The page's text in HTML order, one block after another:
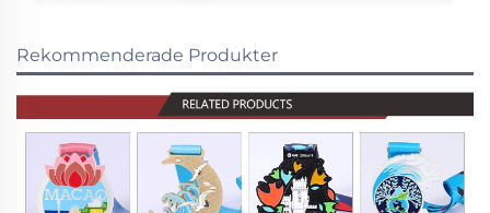
Rekommenderade Produkter